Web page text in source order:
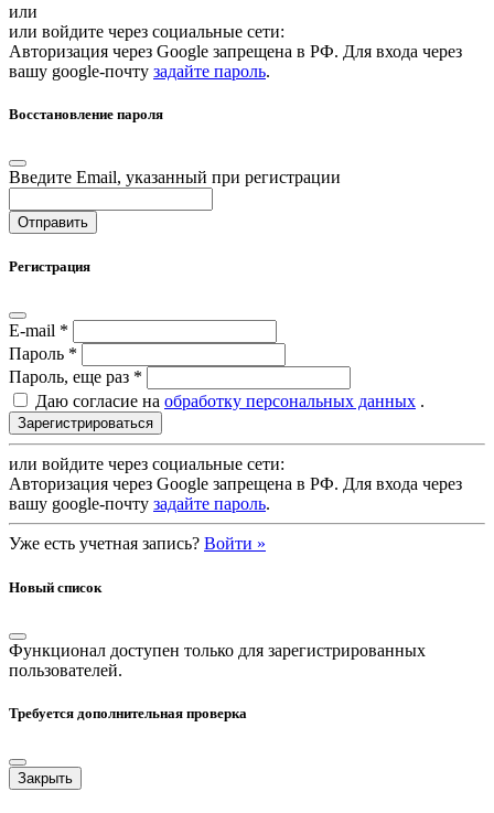
или
или войдите через социальные сети:
Авторизация через Google запрещена в РФ. Для входа через
вашу google-почту задайте пароль.
Восстановление пароля
Введите Email, указанный при регистрации
Регистрация
E-mail *
Пароль *
Пароль, еще раз *
Даю согласие на обработку персональных данных .
или войдите через социальные сети:
Авторизация через Google запрещена в РФ. Для входа через
вашу google-почту задайте пароль.
Уже есть учетная запись? Войти »
Новый список
Функционал доступен только для зарегистрированных
пользователей.
Требуется дополнительная проверка
Закрыть